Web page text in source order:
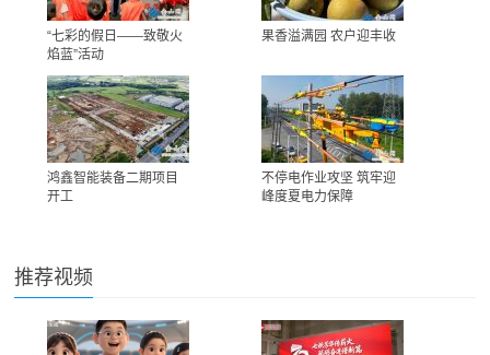
“七彩的假日——致敬火
焰蓝”活动
果香溢满园 农户迎丰收
鸿鑫智能装备二期项目
开工
不停电作业攻坚 筑牢迎
峰度夏电力保障
推荐视频